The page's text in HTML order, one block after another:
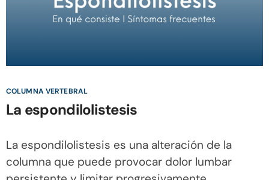
COLUMNA VERTEBRAL
La espondilolistesis
La espondilolistesis es una alteración de la
columna que puede provocar dolor lumbar